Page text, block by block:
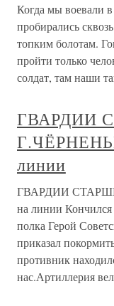
Когда мы воевали
пробирались
топким болотам.
пройти только
солдат, там наши
ГВАРДИИ
линии
ГВАРДИИ
на линии
полка Герой
приказал
противник
нас.Артиллерия